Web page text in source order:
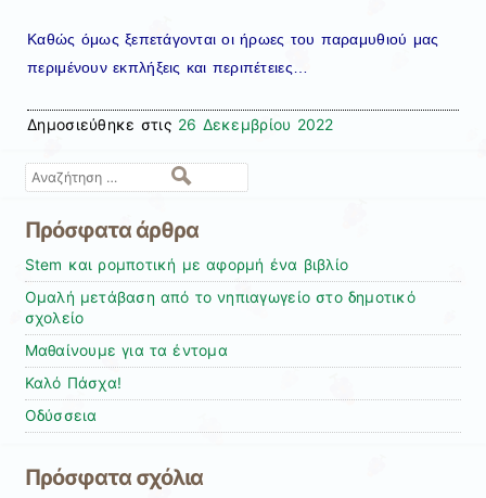
Καθώς όμως ξεπετάγονται οι ήρωες του παραμυθιού μας
περιμένουν εκπλήξεις και περιπέτειες…
Δημοσιεύθηκε στις 26 Δεκεμβρίου 2022
Αναζήτηση
Πρόσφατα άρθρα
Stem και ρομποτική με αφορμή ένα βιβλίο
Ομαλή μετάβαση από το νηπιαγωγείο στο δημοτικό
σχολείο
Μαθαίνουμε για τα έντομα
Καλό Πάσχα!
Οδύσσεια
Πρόσφατα σχόλια